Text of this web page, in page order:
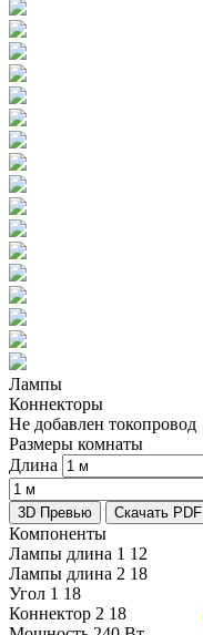
Лампы
Коннекторы
Не добавлен токопровод
Размеры комнаты
Длина
3D Превью Скачать PDF
Компоненты
Лампы длина 1 12
Лампы длина 2 18
Угол 1 18
Коннектор 2 18